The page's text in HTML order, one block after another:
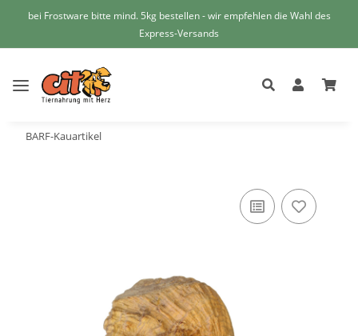
bei Frostware bitte mind. 5kg bestellen - wir empfehlen die Wahl des
Express-Versands
BARF-Kauartikel